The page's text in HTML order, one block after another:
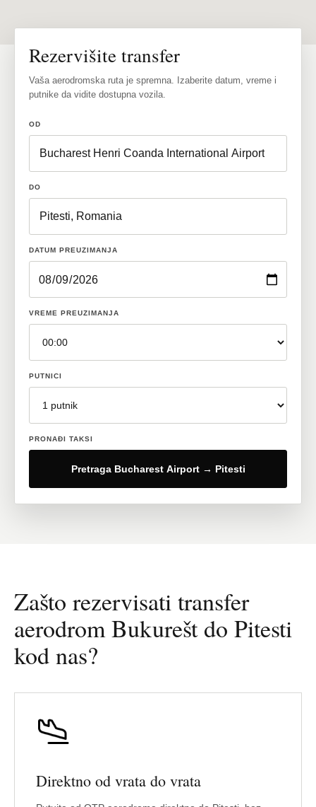
Rezervišite transfer
Vaša aerodromska ruta je spremna. Izaberite datum, vreme i
putnike da vidite dostupna vozila.
OD
DO
DATUM PREUZIMANJA
VREME PREUZIMANJA
PUTNICI
PRONAĐI TAKSI
Pretraga Bucharest Airport → Pitesti
Zašto rezervisati transfer
aerodrom Bukurešt do Pitesti
kod nas?
Direktno od vrata do vrata